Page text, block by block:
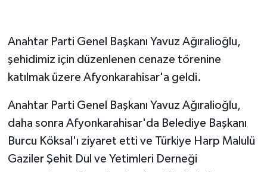
Anahtar Parti Genel Başkanı Yavuz Ağıralioğlu,
şehidimiz için düzenlenen cenaze törenine
katılmak üzere Afyonkarahisar'a geldi.
Anahtar Parti Genel Başkanı Yavuz Ağıralioğlu,
daha sonra Afyonkarahisar'da Belediye Başkanı
Burcu Köksal'ı ziyaret etti ve Türkiye Harp Malulü
Gaziler Şehit Dul ve Yetimleri Derneği